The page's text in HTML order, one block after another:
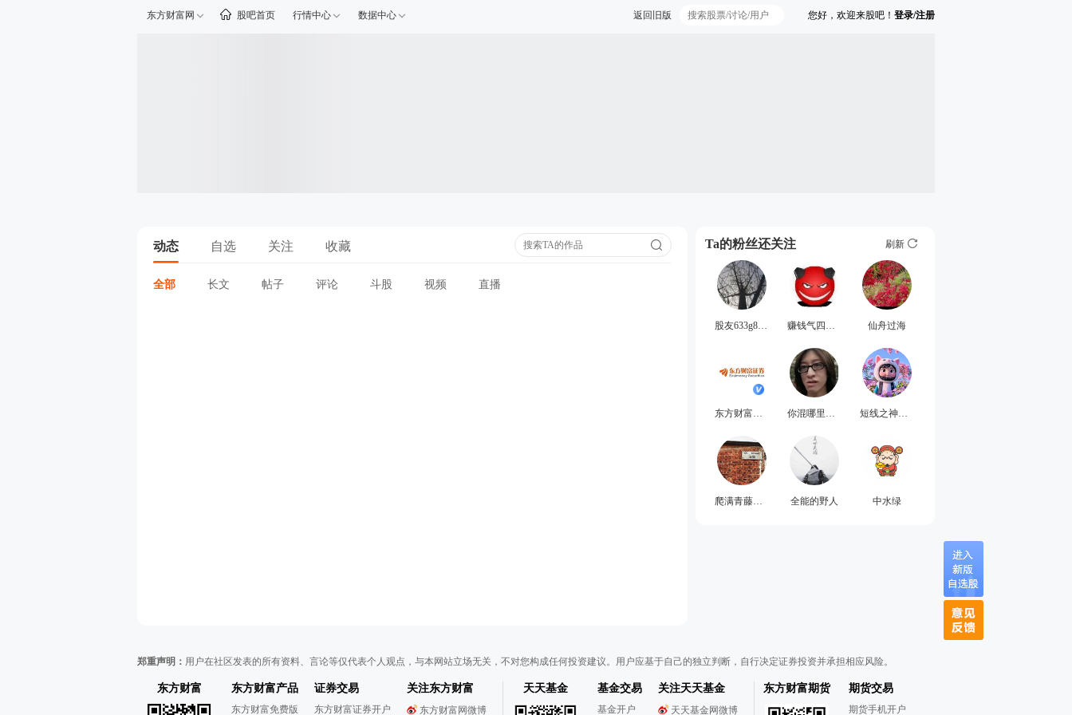
东方财富网 股吧首页 行情中心 数据中心 您好，欢迎来股吧！ 登录/注册
返回旧版
动态 自选 关注 收藏
全部 长文 帖子 评论 斗股 视频 直播
Ta的粉丝还关注 刷新
股友633g80V271 赚钱气四啥比 仙舟过海
东方财富证券 你混哪里的啊 短线之神猫哥
爬满青藤的凤凰湾 全能的野人 中水绿
郑重声明： 用户在社区发表的所有资料、言论等仅代表个人观点，与本网站立场无关，不对您构成任何投资建议。用户应基于自己的独立判断，自行决定证券投资并承担相应风险。
东方财富 东方财富产品
东方财富免费版
证券交易
东方财富证券开户
关注东方财富
东方财富网微博
天天基金 基金交易
基金开户
关注天天基金
天天基金网微博
东方财富期货 期货交易
期货手机开户